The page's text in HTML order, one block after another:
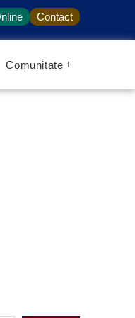
Contact
Comunitate